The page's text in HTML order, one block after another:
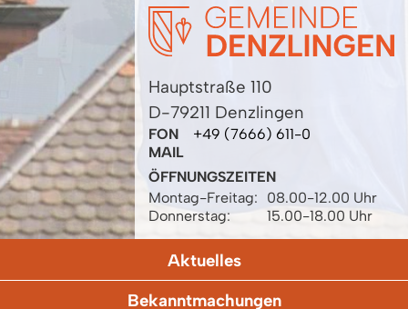
Hauptstraße 110
D-79211 Denzlingen
FON
+49 (7666) 611-0
MAIL
ÖFFNUNGSZEITEN
Montag-Freitag:
08.00-12.00 Uhr
Donnerstag:
15.00-18.00 Uhr
Aktuelles
Bekanntmachungen